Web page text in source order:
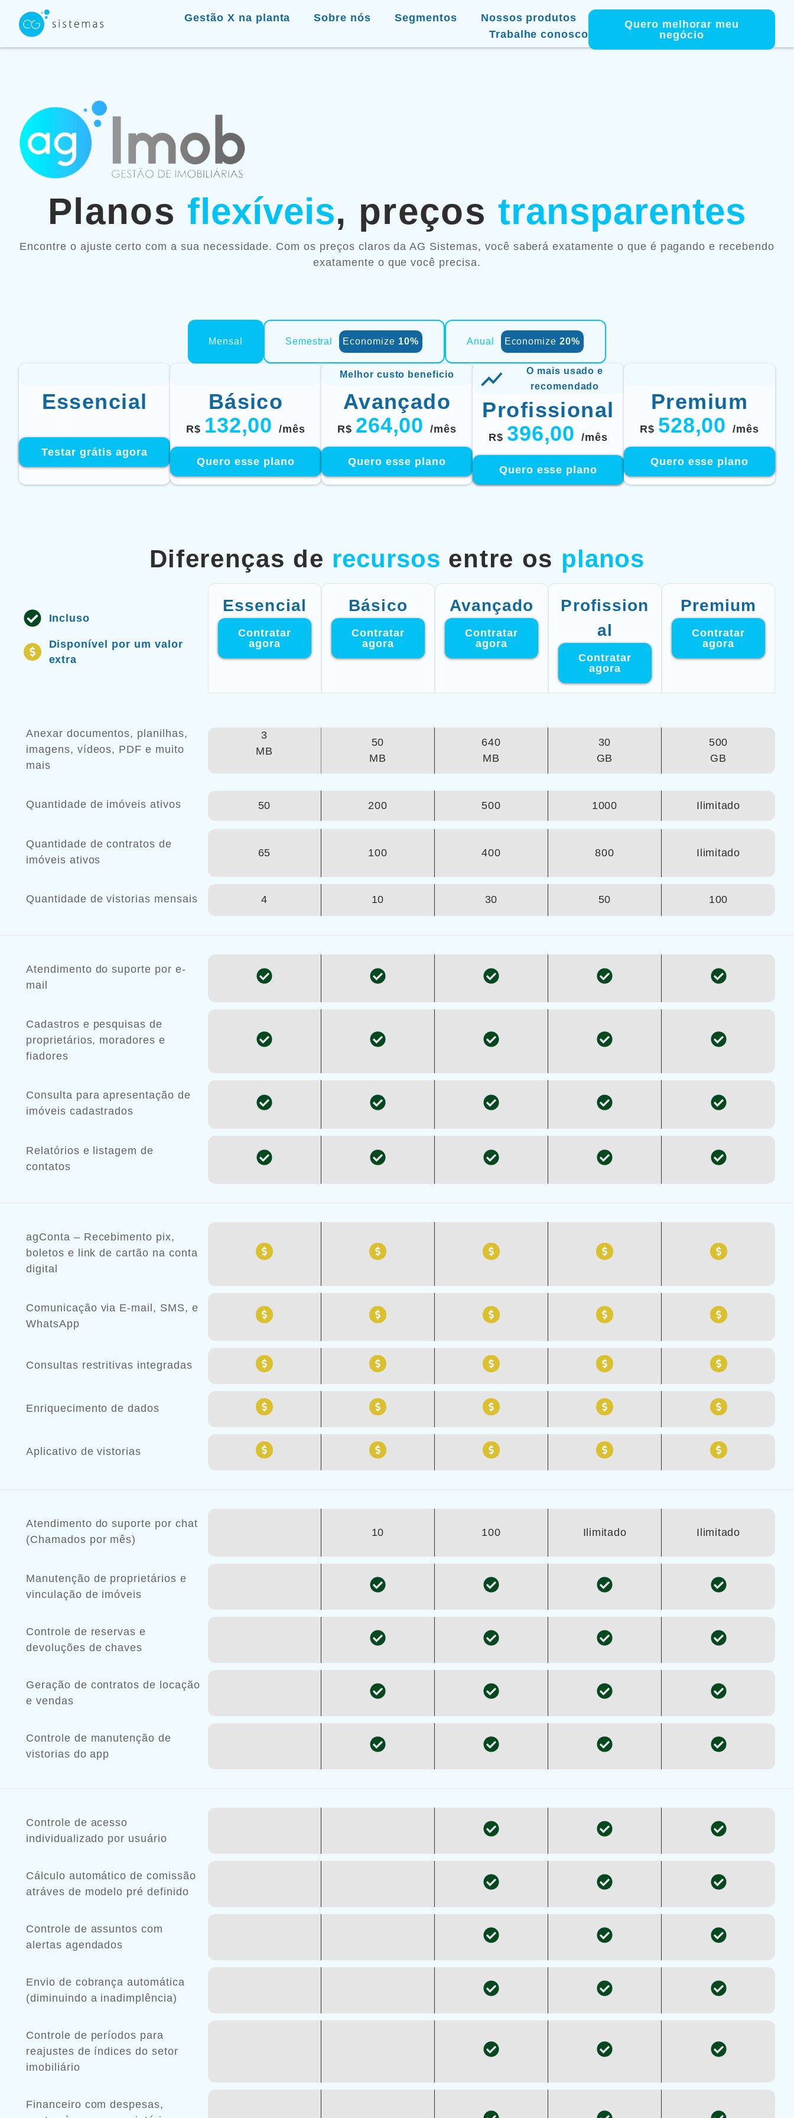
para
Gestão X na planta Sobre nós Segmentos
Nossos produtos
Trabalhe conosco
Quero melhorar meu
negócio
Planos flexíveis, preços transparentes
Encontre o ajuste certo com a sua necessidade. Com os preços claros da AG Sistemas, você saberá exatamente o que é pagando e recebendo
exatamente o que você precisa.
Mensal Semestral Economize 10% Economize20%
Essencial
Testar grátis agora
Básico
R$ 132,00/mês
Quero esse plano
Melhor custo beneficio
Avançado
R$ 264,00/mês
Quero esse plano
O mais usado e
recomendado
Profissional
R$ 396,00/mês
Quero esse plano
Premium
R$ 528,00/mês
Quero esse plano
Diferenças de recursos entre os planos
Incluso
Disponível por um valor
extra
Essencial
Contratar
agora
Básico
Contratar
agora
Avançado
Contratar
agora
Profission
al
Contratar
agora
Premium
Contratar
agora
Anexar documentos, planilhas,
imagens, vídeos, PDF e muito
mais
3
MB
50
MB
640
MB
30
GB
500
GB
Quantidade de imóveis ativos 50 200 500 1000 Ilimitado
Quantidade de contratos de
imóveis ativos
65 100 400 800 Ilimitado
Quantidade de vistorias mensais 4 10 30 50 100
Atendimento do suporte por e-
mail
Cadastros e pesquisas de
proprietários, moradores e
fiadores
Consulta para apresentação de
imóveis cadastrados
Relatórios e listagem de
contatos
agConta – Recebimento pix,
boletos e link de cartão na conta
digital
Comunicação via E-mail, SMS, e
WhatsApp
Consultas restritivas integradas
Enriquecimento de dados
Aplicativo de vistorias
Atendimento do suporte por chat
(Chamados por mês)
10 100 Ilimitado Ilimitado
Manutenção de proprietários e
vinculação de imóveis
Controle de reservas e
devoluções de chaves
Geração de contratos de locação
e vendas
Controle de manutenção de
vistorias do app
Controle de acesso
individualizado por usuário
Cálculo automático de comissão
atráves de modelo pré definido
Controle de assuntos com
alertas agendados
Envio de cobrança automática
(diminuindo a inadimplência)
Controle de períodos para
reajustes de índices do setor
imobiliário
Financeiro com despesas,